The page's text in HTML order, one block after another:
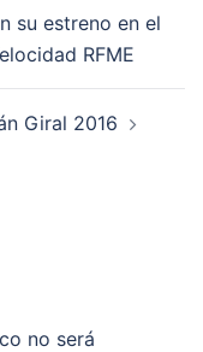
su estreno en el
RFME
Giral 2016
no será